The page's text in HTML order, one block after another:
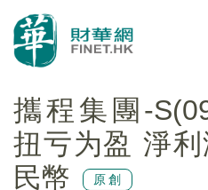
攜程集團-
扭亏为盈 淨
民幣
原創